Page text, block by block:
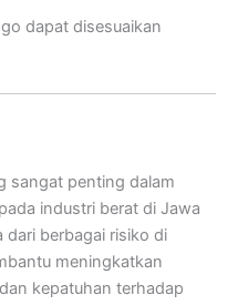
dapat disesuaikan
sangat penting dalam
industri berat di Jawa
dari berbagai risiko di
meningkatkan
kepatuhan terhadap